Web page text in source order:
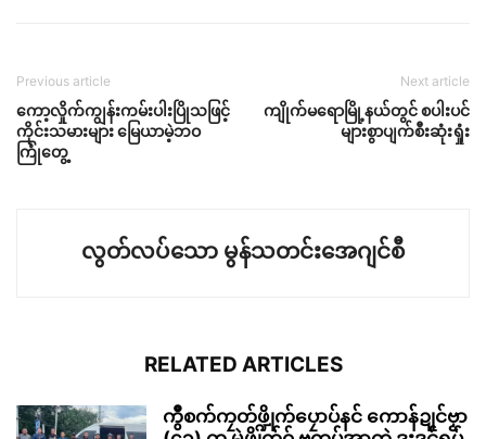
Previous article
ကော့လှိုက်ကျွန်းကမ်းပါးပြိုသဖြင့်
ကိုင်းသမားများ မြေယာမဲ့ဘဝ
ကြုံတွေ့
Next article
ကျိုက်မရောမြို့နယ်တွင် စပါးပင်
များစွာပျက်စီးဆုံးရှုံး
လွတ်လပ်သော မွန်သတင်းအေဂျင်စီ
RELATED ARTICLES
ကွဳစက်ကၠတ်ဖ္ဍိုက်ပၠောပ်နင် ကောန်ဍုင်ဗၟာ